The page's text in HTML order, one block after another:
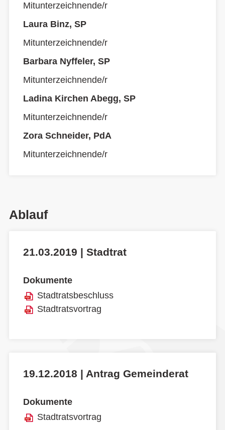
Mitunterzeichnende/r
Laura Binz, SP
Mitunterzeichnende/r
Barbara Nyffeler, SP
Mitunterzeichnende/r
Ladina Kirchen Abegg, SP
Mitunterzeichnende/r
Zora Schneider, PdA
Mitunterzeichnende/r
Ablauf
21.03.2019 | Stadtrat
Dokumente
Stadtratsbeschluss
Stadtratsvortrag
19.12.2018 | Antrag Gemeinderat
Dokumente
Stadtratsvortrag